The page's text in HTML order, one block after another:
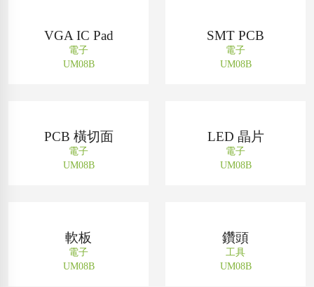
VGA IC Pad
電子
UM08B
SMT PCB
電子
UM08B
PCB 橫切面
電子
UM08B
LED 晶片
電子
UM08B
軟板
電子
UM08B
鑽頭
工具
UM08B